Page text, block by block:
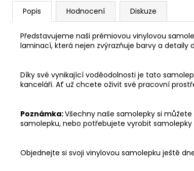
Popis Hodnocení Diskuze
Představujeme naši prémiovou vinylovou
laminací, která nejen zvýrazňuje barvy a
Díky své vynikající voděodolnosti je tato
kanceláři. Ať už chcete oživit své pracovní
Poznámka:Všechny naše samolepky si
samolepku, nebo potřebujete vyrobit
Objednejte si svoji vinylovou samolepku ještě